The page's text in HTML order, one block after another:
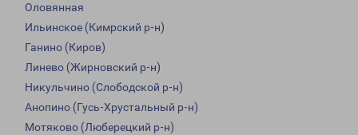
Оловянная
Ильинское (Кимрский р-н)
Ганино (Киров)
Линево (Жирновский р-н)
Никульчино (Слободской р-н)
Анопино (Гусь-Хрустальный р-н)
Мотяково (Люберецкий р-н)